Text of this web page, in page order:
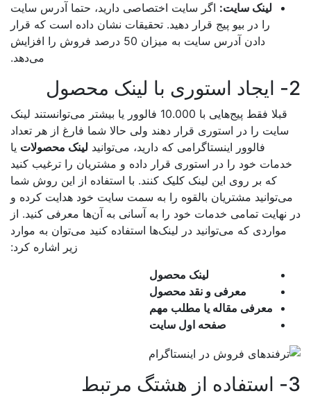
لینک سایت:اگر سایت اختصاصی دارید، حتما آدرس سایت
را در بیو پیج قرار دهید. تحقیقات نشان داده است که قرار
دادن آدرس سایت به میزان 50 درصد فروش را افزایش
می‌دهد.
قبلا فقط پیج‌هایی با 10.000 فالوور یا بیشتر می‌توانستند لینک
سایت را در استوری قرار دهند ولی حالا شما فارغ از هر تعداد
فالوور اینستاگرامی که دارید، می‌توانیدلینک محصولاتیا
خود را در استوری قرار داده و مشتریان را ترغیب کنید
که بر روی این لینک کلیک کنند. با استفاده از این روش شما
مشتریان بالقوه را به سمت سایت خود هدایت کرده و
نهایت تمامی خدمات خود را به آسانی به ‌آن‌ها معرفی کنید. از
مواردی که می‌توانید در لینک‌ها استفاده کنید می‌توان به موارد
زیر اشاره کرد:
لینک محصول
معرفی و نقد محصول
معرفی مقاله یا مطلب مهم
صفحه اول سایت